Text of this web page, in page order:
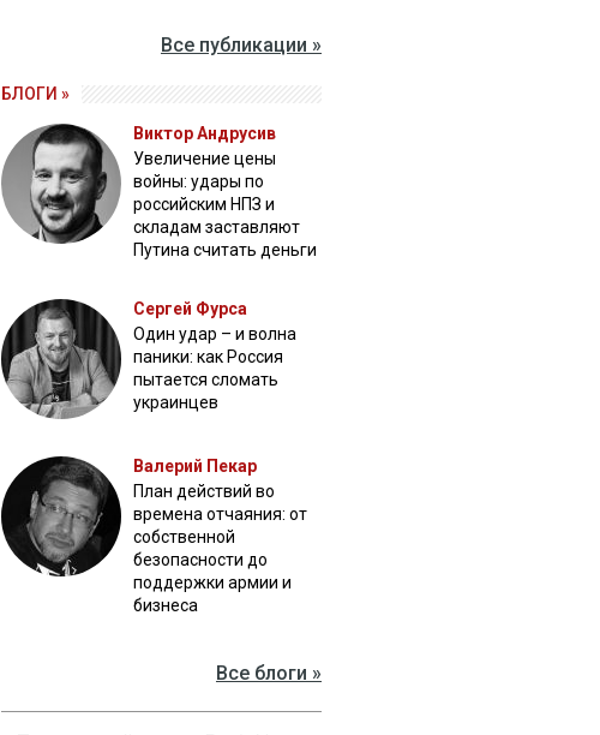
Все публикации »
БЛОГИ »
Виктор Андрусив
Увеличение цены
войны: удары по
российским НПЗ и
складам заставляют
Путина считать деньги
Сергей Фурса
Один удар – и волна
паники: как Россия
пытается сломать
украинцев
Валерий Пекар
План действий во
времена отчаяния: от
собственной
безопасности до
поддержки армии и
бизнеса
Все блоги »